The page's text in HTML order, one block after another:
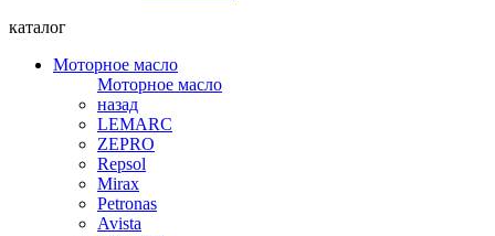
каталог
Моторное масло
Моторное масло
назад
LEMARC
ZEPRO
Repsol
Mirax
Petronas
Avista